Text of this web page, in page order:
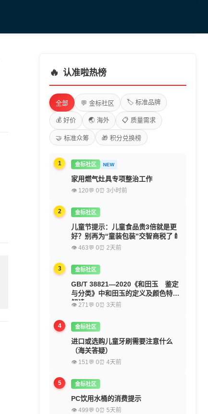
🔥 认准啦热榜
全部 💬 金标社区 🏷️ 标准品牌
💰 好价 🌏 海外 📋 质量需求
🤝 标准众筹 🎁 积分兑换榜
1 金标社区 NEW
家用燃气灶具专项整治工作
👁 120💬 0⏰ 3小时前
2 金标社区
儿童节提示：儿童食品贵3倍就是更
好？别再为“童装包装”交智商税了🍼
👁 463💬 0⏰ 2天前
3 金标社区
GB/T 38821—2020《和田玉 鉴定
与分类》中和田玉的定义及颜色特征
解读
👁 271💬 0⏰ 3天前
4 金标社区
进口或选购儿童牙刷需要注意什么
（海关答疑）
👁 151💬 0⏰ 4天前
5 金标社区
PC饮用水桶的消费提示
👁 499💬 0⏰ 5天前